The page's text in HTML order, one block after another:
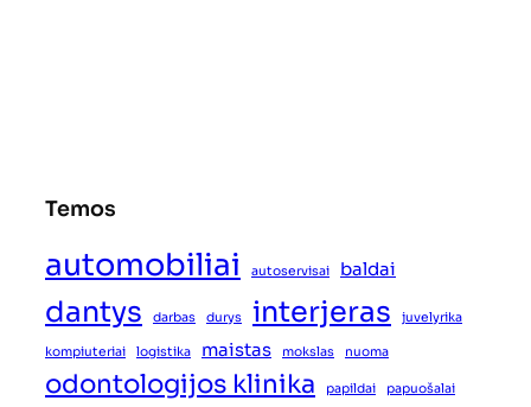
Temos
automobiliai autoservisai baldai
dantys darbas durys interjeras juvelyrika
kompiuteriai logistika maistas mokslas nuoma
odontologijos klinika papildai papuošalai